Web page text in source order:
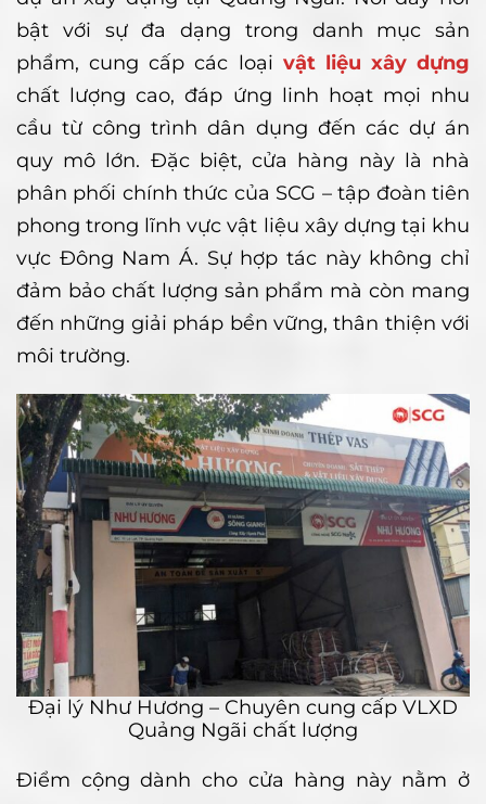
bật với sự đa dạng trong danh mục sản
phẩm, cung cấp các loại vật liệu xây dựng
chất lượng cao, đáp ứng linh hoạt mọi nhu
cầu từ công trình dân dụng đến các dự án
quy mô lớn. Đặc biệt, cửa hàng này là nhà
phân phối chính thức của SCG – tập đoàn tiên
phong trong lĩnh vực vật liệu xây dựng tại khu
vực Đông Nam Á. Sự hợp tác này không chỉ
đảm bảo chất lượng sản phẩm mà còn mang
đến những giải pháp bền vững, thân thiện với
môi trường.
Đại lý Như Hương – Chuyên cung cấp VLXD
Quảng Ngãi chất lượng
Điểm cộng dành cho cửa hàng này nằm ở